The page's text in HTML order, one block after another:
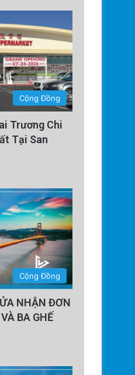
Cộng Đồng
Trương Chi
Tại San
Cộng Đồng
NHẬN ĐƠN
BA GHẾ